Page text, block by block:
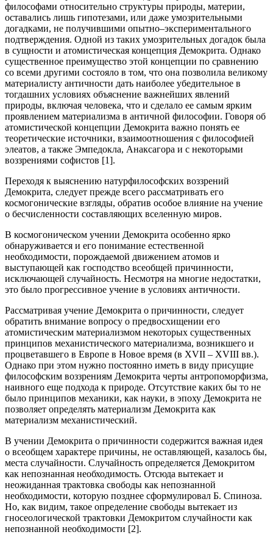
философами относительно структуры природы, материи,
оставались лишь гипотезами, или даже умозрительными
догадками, не получившими опытно–экспериментального
подтверждения. Одной из таких умозрительных догадок была
в сущности и атомистическая концепция Демокрита. Однако
существенное преимущество этой концепции по сравнению
со всеми другими состояло в том, что она позволила великому
материалисту античности дать наиболее убедительное в
тогдашних условиях объяснение важнейших явлений
природы, включая человека, что и сделало ее самым ярким
проявлением материализма в античной философии. Говоря об
атомистической концепции Демокрита важно понять ее
теоретические источники, взаимоотношения с философией
элеатов, а также Эмпедокла, Анаксагора и с некоторыми
воззрениями софистов [1].
Переходя к выяснению натурфилософских воззрений
Демокрита, следует прежде всего рассматривать его
космогонические взгляды, обратив особое влияние на учение
о бесчисленности составляющих вселенную миров.
В космогоническом учении Демокрита особенно ярко
обнаруживается и его понимание естественной
необходимости, порождаемой движением атомов и
выступающей как господство всеобщей причинности,
исключающей случайность. Несмотря на многие недостатки,
это было прогрессивное учение в условиях античности.
Рассматривая учение Демокрита о причинности, следует
обратить внимание вопросу о предвосхищении его
атомистическим материализмом некоторых существенных
принципов механистического материализма, возникшего и
процветавшего в Европе в Новое время (в XVII – XVIII вв.).
Однако при этом нужно постоянно иметь в виду присущие
философским воззрениям Демокрита черты антропоморфизма,
наивного еще подхода к природе. Отсутствие каких бы то не
было принципов механики, как науки, в эпоху Демокрита не
позволяет определять материализм Демокрита как
материализм механистический.
В учении Демокрита о причинности содержится важная идея
о всеобщем характере причины, не оставляющей, казалось бы,
места случайности. Случайность определяется Демокритом
как непознанная необходимость. Отсюда вытекает и
неожиданная трактовка свободы как непознанной
необходимости, которую позднее сформулировал Б. Спиноза.
Но, как видим, такое определение свободы вытекает из
гносеологической трактовки Демокритом случайности как
непознанной необходимости [2].